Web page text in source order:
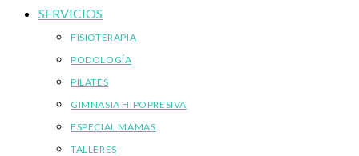
SERVICIOS
FISIOTERAPIA
PODOLOGÍA
PILATES
GIMNASIA HIPOPRESIVA
ESPECIAL MAMÁS
TALLERES